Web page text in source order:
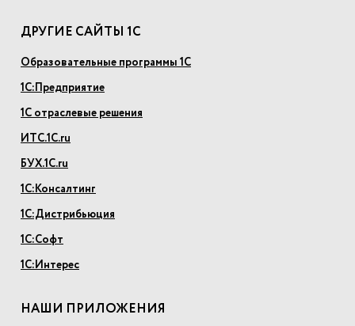
ДРУГИЕ САЙТЫ 1С
Образовательные программы 1С
1С:Предприятие
1С отраслевые решения
ИТС.1С.ru
БУХ.1С.ru
1С:Консалтинг
1С:Дистрибьюция
1С:Софт
1С:Интерес
НАШИ ПРИЛОЖЕНИЯ